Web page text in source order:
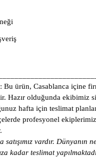
Bu ürün, Casablanca içine
Hazır olduğunda ekibimiz
hafta için teslimat
profesyonel
vardır. Dünyanın
kadar teslimat